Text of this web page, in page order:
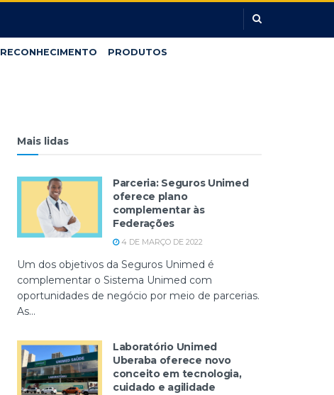
RECONHECIMENTO PRODUTOS
Mais lidas
Parceria: Seguros Unimed
oferece plano
complementar às
Federações
4 DE MARÇO DE 2022
Um dos objetivos da Seguros Unimed é
complementar o Sistema Unimed com
oportunidades de negócio por meio de parcerias.
As...
Laboratório Unimed
Uberaba oferece novo
conceito em tecnologia,
cuidado e agilidade